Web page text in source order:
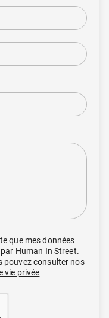
que mes données
Human In Street.
pouvez consulter nos
vie privée